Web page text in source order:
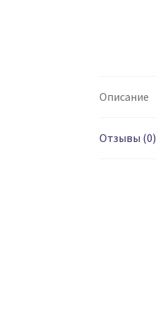
Описание
Отзывы (0)